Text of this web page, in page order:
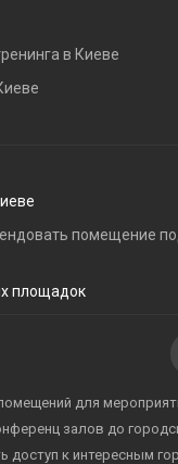
в Киеве
помещение
площадок
для
залов до
доступ к интересным